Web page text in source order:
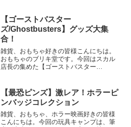
後まで見ていっていただけたら嬉しいで
す！ブリキ看板コレクシ...
【ゴーストバスター
ズ/Ghostbusters】グッズ大集
合！
雑貨、おもちゃ好きの皆様こんにちは。
おもちゃのブリキ堂です。今回はスカル
店長の集めた【ゴーストバスター
ズ/Ghostbusters】グッズフィギュア大
人...
【最恐ピンズ】激レア！ホラーピ
ンバッジコレクション
雑貨、おもちゃ、ホラー映画好きの皆様
こんにちは。今回の玩具キャンプは、筆